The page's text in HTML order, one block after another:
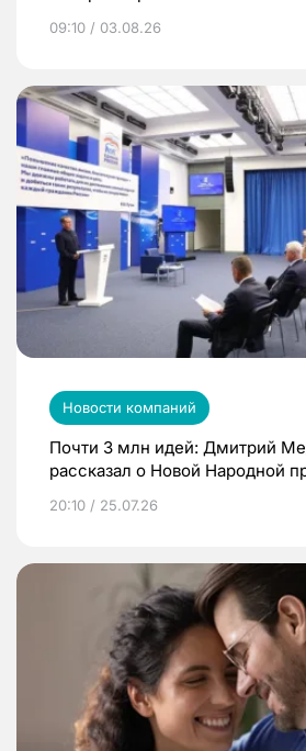
09:10 / 03.08.26
Новости компаний
Почти 3 млн идей: Дмитрий
рассказал о Новой Народной
20:10 / 25.07.26